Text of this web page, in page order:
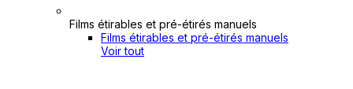
Films étirables et pré-étirés manuels
Films étirables et pré-étirés manuels
Voir tout